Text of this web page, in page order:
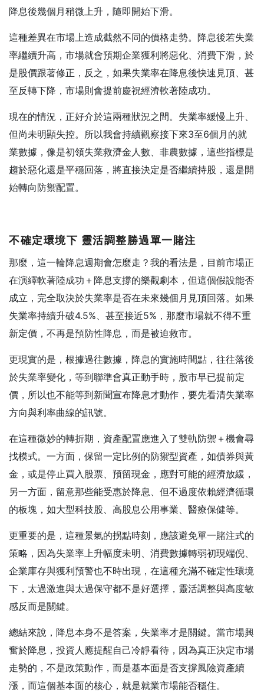
降息後幾個月稍微上升，隨即開始下滑。
這種差異在市場上造成截然不同的價格走勢。降息後若失業
率繼續升高，市場就會預期企業獲利將惡化、消費下滑，於
是股價跟著修正，反之，如果失業率在降息後快速見頂、甚
至反轉下降，市場則會提前慶祝經濟軟著陸成功。
現在的情況，正好介於這兩種狀況之間。失業率緩慢上升、
但尚未明顯失控。所以我會持續觀察接下來3至6個月的就
業數據，像是初領失業救濟金人數、非農數據，這些指標是
趨於惡化還是平穩回落，將直接決定是否繼續持股，還是開
始轉向防禦配置。
不確定環境下 靈活調整勝過單一賭注
那麼，這一輪降息週期會怎麼走？我的看法是，目前市場正
在演繹軟著陸成功＋降息支撐的樂觀劇本，但這個假設能否
成立，完全取決於失業率是否在未來幾個月見頂回落。如果
失業率持續升破4.5%、甚至接近5%，那麼市場就不得不重
新定價，不再是預防性降息，而是被迫救市。
更現實的是，根據過往數據，降息的實施時間點，往往落後
於失業率變化，等到聯準會真正動手時，股市早已提前定
價，所以也不能等到新聞宣布降息才動作，要先看清失業率
方向與利率曲線的訊號。
在這種微妙的轉折期，資產配置應進入了雙軌防禦＋機會尋
找模式。一方面，保留一定比例的防禦型資產，如債券與黃
金，或是停止買入股票、預留現金，應對可能的經濟放緩，
另一方面，留意那些能受惠於降息、但不過度依賴經濟循環
的板塊，如大型科技股、高股息公用事業、醫療保健等。
更重要的是，這種景氣的拐點時刻，應該避免單一賭注式的
策略，因為失業率上升幅度未明、消費數據轉弱初現端倪、
企業庫存與獲利預警也不時出現，在這種充滿不確定性環境
下，太過激進與太過保守都不是好選擇，靈活調整與高度敏
感反而是關鍵。
總結來說，降息本身不是答案，失業率才是關鍵。當市場興
奮於降息，投資人應提醒自己冷靜看待，因為真正決定市場
走勢的，不是政策動作，而是基本面是否支撐風險資產續
漲，而這個基本面的核心，就是就業市場能否穩住。